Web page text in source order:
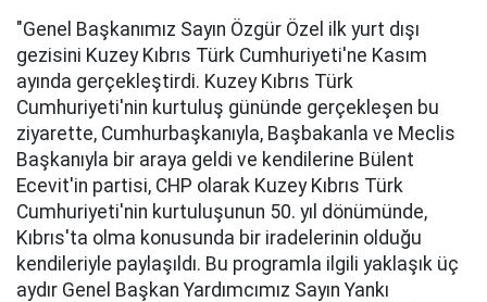
"Genel Başkanımız Sayın Özgür Özel ilk yurt dışı
gezisini Kuzey Kıbrıs Türk Cumhuriyeti'ne Kasım
ayında gerçekleştirdi. Kuzey Kıbrıs Türk
Cumhuriyeti'nin kurtuluş gününde gerçekleşen bu
ziyarette, Cumhurbaşkanıyla, Başbakanla ve Meclis
Başkanıyla bir araya geldi ve kendilerine Bülent
Ecevit'in partisi, CHP olarak Kuzey Kıbrıs Türk
Cumhuriyeti'nin kurtuluşunun 50. yıl dönümünde,
Kıbrıs'ta olma konusunda bir iradelerinin olduğu
kendileriyle paylaşıldı. Bu programla ilgili yaklaşık üç
aydır Genel Başkan Yardımcımız Sayın Yankı